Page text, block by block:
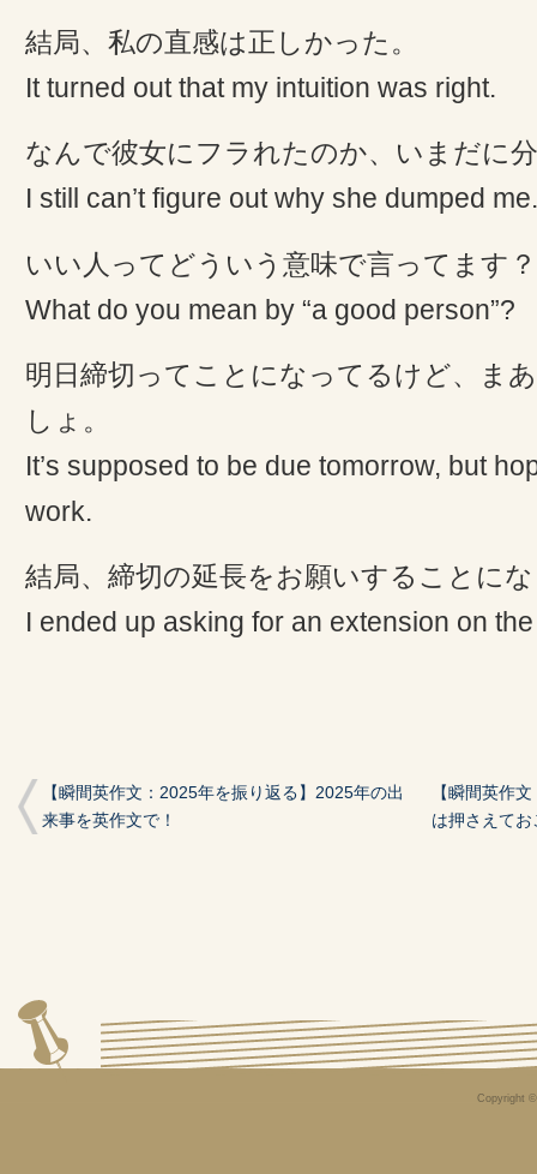
結局、私の直感は正しかった。
It turned out that my intuition was right.
なんで彼女にフラれたのか、いまだに
I still can’t figure out why she dumped me.
いい人ってどういう意味で言ってます？
What do you mean by “a good person”?
明日締切ってことになってるけど、ま
しょ。
It’s supposed to be due tomorrow, but
work.
結局、締切の延長をお願いすることに
I ended up asking for an extension on
【瞬間英作文：2025年を振り返る】2025年の出
来事を英作文で！
【瞬間英作
は押さえてお
Copyright